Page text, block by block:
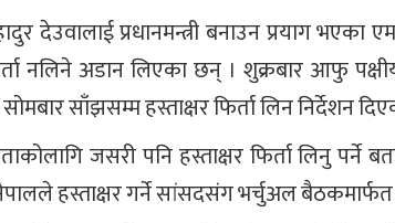
देउवालाई प्रधानमन्त्री बनाउन प्रयाग
नलिने अडान लिएका छन् । शुक्रबार आफु
साँझसम्म हस्ताक्षर फिर्ता लिन निर्देशन
जसरी पनि हस्ताक्षर फिर्ता लिनु पर्ने
हस्ताक्षर गर्ने सांसदसंग भर्चुअल